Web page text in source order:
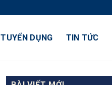
TUYỂN DỤNG TIN TỨC